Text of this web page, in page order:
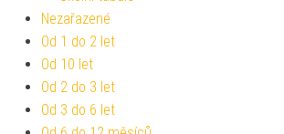
Nezařazené
Od 1 do 2 let
Od 10 let
Od 2 do 3 let
Od 3 do 6 let